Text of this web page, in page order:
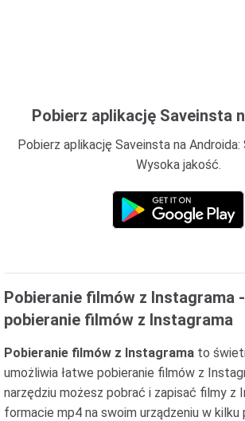
Pobierz aplikację Saveinsta
Pobierz aplikację Saveinsta na
Wysoka jakość.
Pobieranie filmów z Instagrama
pobieranie filmów z Instagrama
Pobieranie filmów z Instagrama to
umożliwia łatwe pobieranie filmów z
narzędziu możesz pobrać i zapisać filmy z
formacie mp4 na swoim urządzeniu w